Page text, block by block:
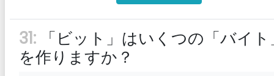
31: 「ビット」はいくつの「バイト
を作りますか？